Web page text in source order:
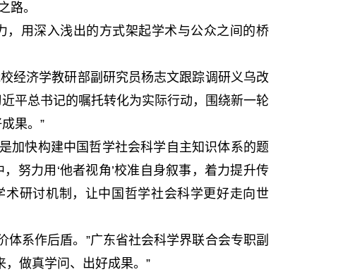
路。
用深入浅出的方式架起学术与公众之间的桥
经济学教研部副研究员杨志文跟踪调研义乌改
平总书记的嘱托转化为实际行动，围绕新一轮
果。”
快构建中国哲学社会科学自主知识体系的题
努力用‘他者视角’校准自身叙事，着力提升传
术研讨机制，让中国哲学社会科学更好走向世
系作后盾。”广东省社会科学界联合会专职副
做真学问、出好成果。”